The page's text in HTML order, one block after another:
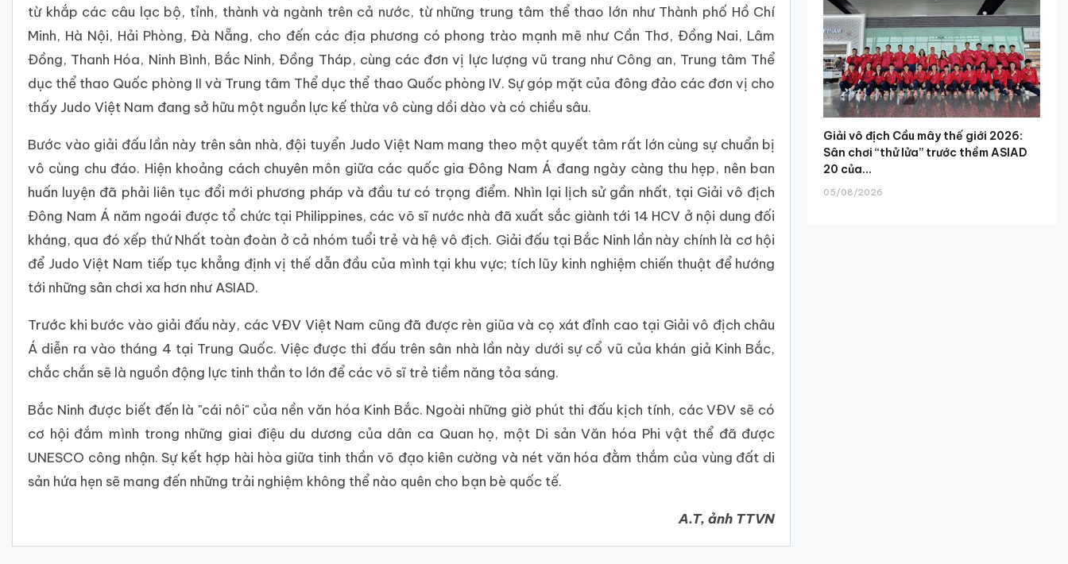
từ khắp các câu lạc bộ, tỉnh, thành và ngành trên cả nước, từ những trung tâm thể thao lớn như Thành phố Hồ Chí
Minh, Hà Nội, Hải Phòng, Đà Nẵng, cho đến các địa phương có phong trào mạnh mẽ như Cần Thơ, Đồng Nai, Lâm
Đồng, Thanh Hóa, Ninh Bình, Bắc Ninh, Đồng Tháp, cùng các đơn vị lực lượng vũ trang như Công an, Trung tâm Thể
dục thể thao Quốc phòng II và Trung tâm Thể dục thể thao Quốc phòng IV. Sự góp mặt của đông đảo các đơn vị cho
thấy Judo Việt Nam đang sở hữu một nguồn lực kế thừa vô cùng dồi dào và có chiều sâu.
Bước vào giải đấu lần này trên sân nhà, đội tuyển Judo Việt Nam mang theo một quyết tâm rất lớn cùng sự chuẩn bị
vô cùng chu đáo. Hiện khoảng cách chuyên môn giữa các quốc gia Đông Nam Á đang ngày càng thu hẹp, nên ban
huấn luyện đã phải liên tục đổi mới phương pháp và đầu tư có trọng điểm. Nhìn lại lịch sử gần nhất, tại Giải vô địch
Đông Nam Á năm ngoái được tổ chức tại Philippines, các võ sĩ nước nhà đã xuất sắc giành tới 14 HCV ở nội dung đối
kháng, qua đó xếp thứ Nhất toàn đoàn ở cả nhóm tuổi trẻ và hệ vô địch. Giải đấu tại Bắc Ninh lần này chính là cơ hội
để Judo Việt Nam tiếp tục khẳng định vị thế dẫn đầu của mình tại khu vực; tích lũy kinh nghiệm chiến thuật để hướng
tới những sân chơi xa hơn như ASIAD.
Trước khi bước vào giải đấu này, các VĐV Việt Nam cũng đã được rèn giũa và cọ xát đỉnh cao tại Giải vô địch châu
Á diễn ra vào tháng 4 tại Trung Quốc. Việc được thi đấu trên sân nhà lần này dưới sự cổ vũ của khán giả Kinh Bắc,
chắc chắn sẽ là nguồn động lực tinh thần to lớn để các võ sĩ trẻ tiềm năng tỏa sáng.
Bắc Ninh được biết đến là "cái nôi" của nền văn hóa Kinh Bắc. Ngoài những giờ phút thi đấu kịch tính, các VĐV sẽ có
cơ hội đắm mình trong những giai điệu du dương của dân ca Quan họ, một Di sản Văn hóa Phi vật thể đã được
UNESCO công nhận. Sự kết hợp hài hòa giữa tinh thần võ đạo kiên cường và nét văn hóa đằm thắm của vùng đất di
sản hứa hẹn sẽ mang đến những trải nghiệm không thể nào quên cho bạn bè quốc tế.
A.T, ảnh TTVN
Giải vô địch Cầu mây thế giới 2026:
Sân chơi “thử lửa” trước thềm ASIAD
20 của...
05/08/2026